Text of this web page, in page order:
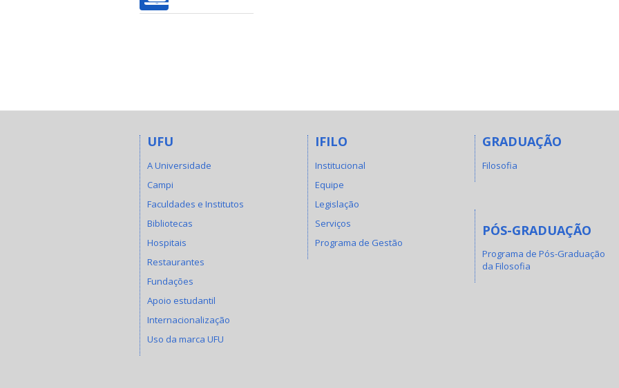
UFU
A Universidade
Campi
Faculdades e Institutos
Bibliotecas
Hospitais
Restaurantes
Fundações
Apoio estudantil
Internacionalização
Uso da marca UFU
IFILO
Institucional
Equipe
Legislação
Serviços
Programa de Gestão
GRADUAÇÃO
Filosofia
PÓS-GRADUAÇÃO
Programa de Pós-Graduação
da Filosofia